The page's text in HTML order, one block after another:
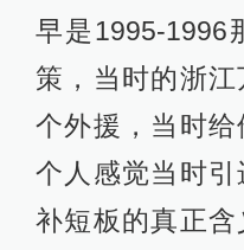
早是1995-1996
策，当时的浙
个外援，当时
个人感觉当时
补短板的真正